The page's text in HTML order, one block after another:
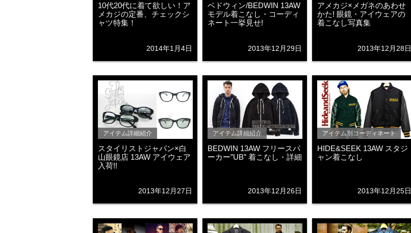
10代20代に着て欲しい！ア
メカジの定番、チェックシ
ャツ特集！
2014年1月4日
ベドウィン/BEDWIN 13AW
モデル着こなし・コーディ
ネート一挙見せ!
2013年12月29日
アメカジ×メガネのあわせ
かた! 眼鏡・アイウェアの
着こなし写真集
2013年12月28日
アイテム詳細紹介
スタイリストジャパン×白
山眼鏡店 13AW アイウェア
入荷!!
2013年12月27日
アイテム詳細紹介
BEDWIN 13AW フリースパ
ーカー”UB” 着こなし・詳細
2013年12月26日
アイテム別コーディネート
HIDE&SEEK 13AW スタジ
ャン着こなし
2013年12月25日